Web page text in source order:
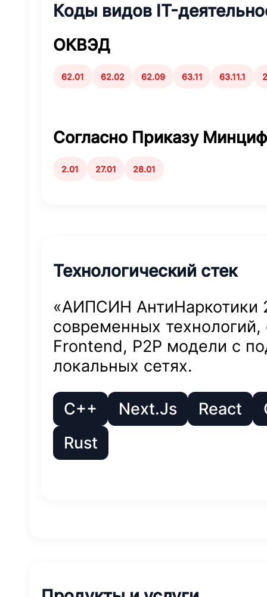
Коды видов IT-
ОКВЭД
62.01 62.02 62.09 63.11 63.11.1
Согласно Приказу
2.01 27.01 28.01
Технологический стек
«АИПСИН АнтиНаркотики
современных
Frontend, P2P модели с
локальных сетях.
C++ Next.Js React
Rust